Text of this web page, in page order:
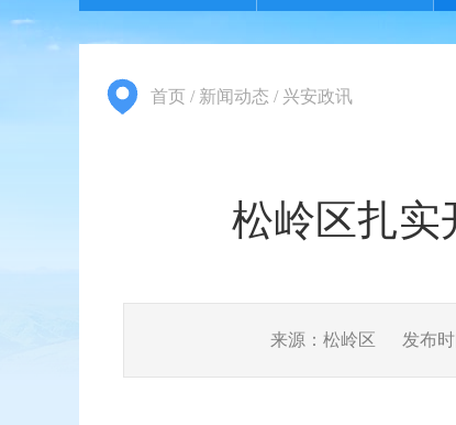
首页 / 新闻动态 / 兴安政讯
松岭区扎实
来源：松岭区 发布时